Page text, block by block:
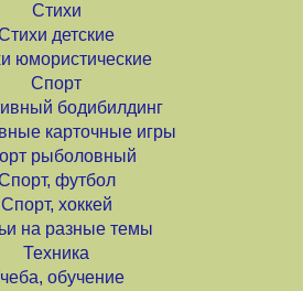
Стихи
детские
юмористические
Спорт
бодибилдинг
карточные игры
рыболовный
футбол
Спорт, хоккей
на разные темы
Техника
обучение